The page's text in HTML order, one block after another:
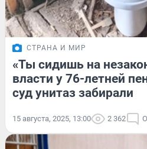
СТРАНА И МИР
«Ты сидишь на
власти у 76-летней
суд унитаз забирали
15 августа, 2025, 13:00 2 362